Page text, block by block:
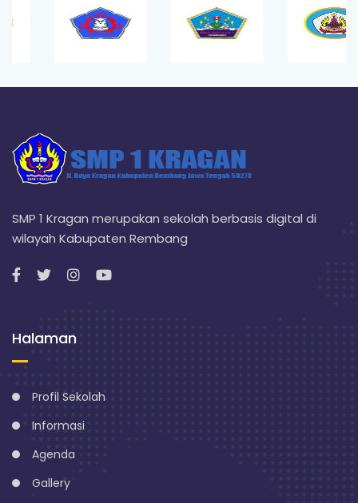
SMP 1 Kragan merupakan sekolah berbasis digital di
wilayah Kabupaten Rembang
Halaman
Profil Sekolah
Informasi
Agenda
Gallery